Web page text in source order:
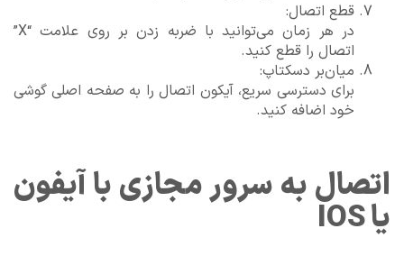
قطع اتصال:
در هر زمان می‌توانید با ضربه زدن بر روی علامت “X”
اتصال را قطع کنید.
میان‌بر دسکتاپ:
برای دسترسی سریع، آیکون اتصال را به صفحه اصلی گوشی
خود اضافه کنید.
اتصال به سرور مجازی با آیفون
یا IOS